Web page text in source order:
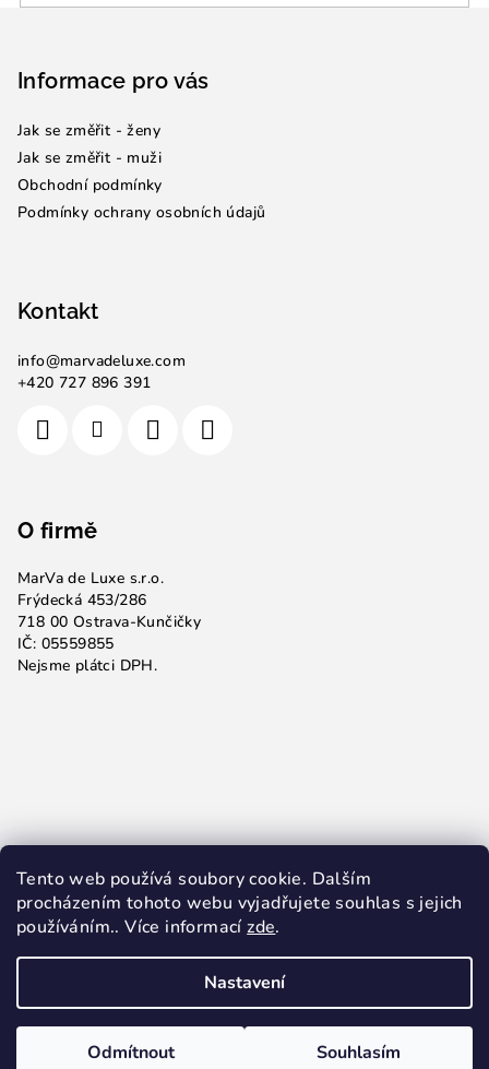
Tento web používá soubory cookie. Dalším
procházením tohoto webu vyjadřujete souhlas s jejich
používáním.. Více informacízde.
Nastavení
Odmítnout Souhlasím
Informace pro vás
Jak se změřit - ženy
Jak se změřit - muži
Obchodní podmínky
Podmínky ochrany osobních údajů
Kontakt
info@marvadeluxe.com
+420 727 896 391
O firmě
MarVa de Luxe s.r.o.
Frýdecká 453/286
718 00 Ostrava-Kunčičky
IČ: 05559855
Nejsme plátci DPH.
vyhrazena.